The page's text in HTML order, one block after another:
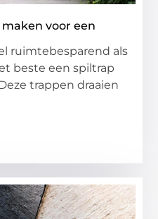
voor een
ruimtebesparend als
beste een spiltrap
trappen draaien